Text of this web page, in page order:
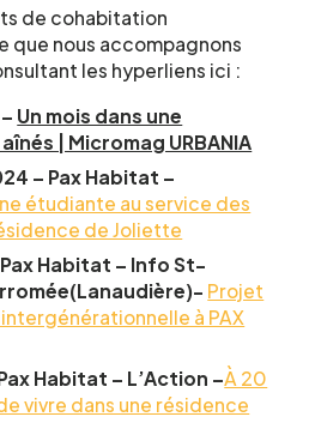
de cohabitation
que nous accompagnons
les hyperliens ici :
Un mois dans une
| Micromag URBANIA
– Pax Habitat –
étudiante au service des
de Joliette
Habitat – Info St-
Projet
à PAX
Habitat – L’Action –À 20
vivre dans une résidence
vous souhaitez
de mes informations,
du CCEG.